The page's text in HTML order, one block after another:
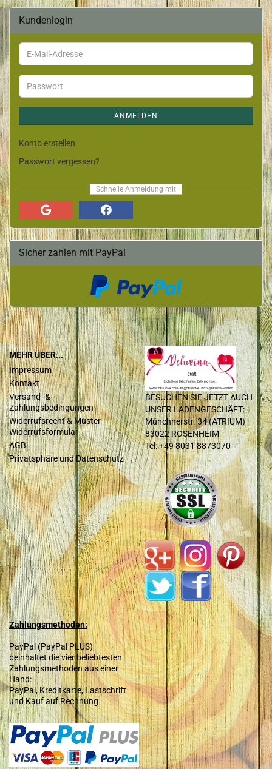
Kundenlogin
ANMELDEN
Konto erstellen
Passwort vergessen?
Schnelle Anmeldung mit
Sicher zahlen mit PayPal
MEHR ÜBER...
Impressum
Kontakt
Versand- &
Zahlungsbedingungen
Widerrufsrecht & Muster-
Widerrufsformular
AGB
Privatsphäre und Datenschutz
BESUCHEN SIE JETZT AUCH
UNSER LADENGESCHÄFT:
Münchnerstr. 34 (ATRIUM)
83022 ROSENHEIM
Tel: +49 8031 8873070
Zahlungsmethoden:
PayPal (PayPal PLUS)
beinhaltet die vier beliebtesten
Zahlungsmethoden aus einer
Hand:
PayPal, Kreditkarte, Lastschrift
und Kauf auf Rechnung